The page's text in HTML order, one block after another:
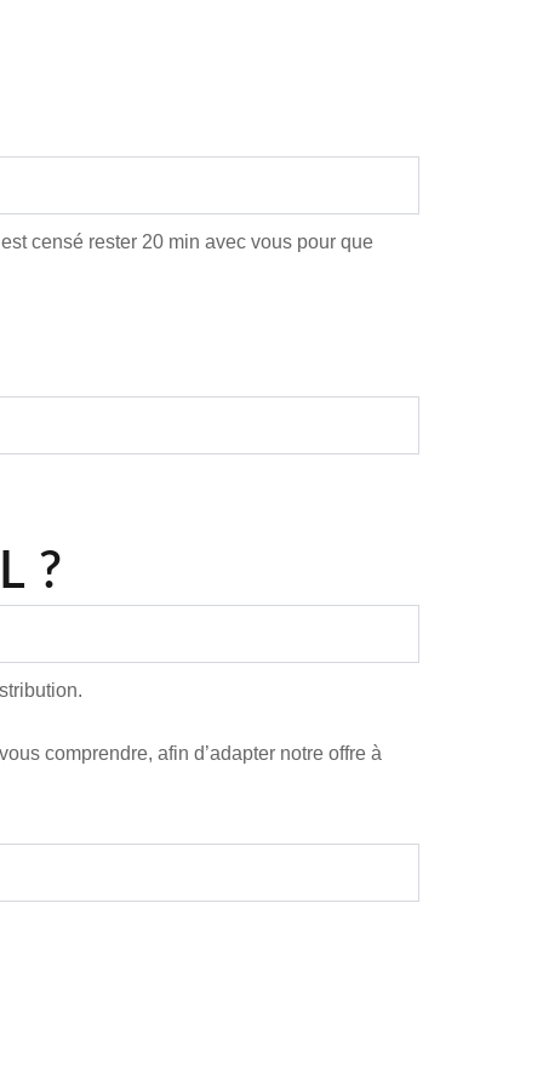
censé rester 20 min avec vous pour que
?
comprendre, afin d’adapter notre offre à